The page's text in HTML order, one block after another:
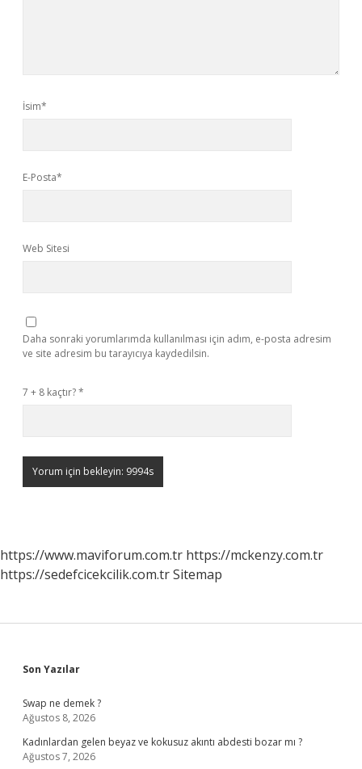
İsim*
E-Posta*
Web Sitesi
Daha sonraki yorumlarımda kullanılması için adım, e-posta adresim
ve site adresim bu tarayıcıya kaydedilsin.
7 + 8 kaçtır?*
https://www.maviforum.com.tr https://mckenzy.com.tr
https://sedefcicekcilik.com.trSitemap
Sidebar
Son Yazılar
Swap ne demek ?
Ağustos 8, 2026
Kadınlardan gelen beyaz ve kokusuz akıntı abdesti bozar mı ?
Ağustos 7, 2026